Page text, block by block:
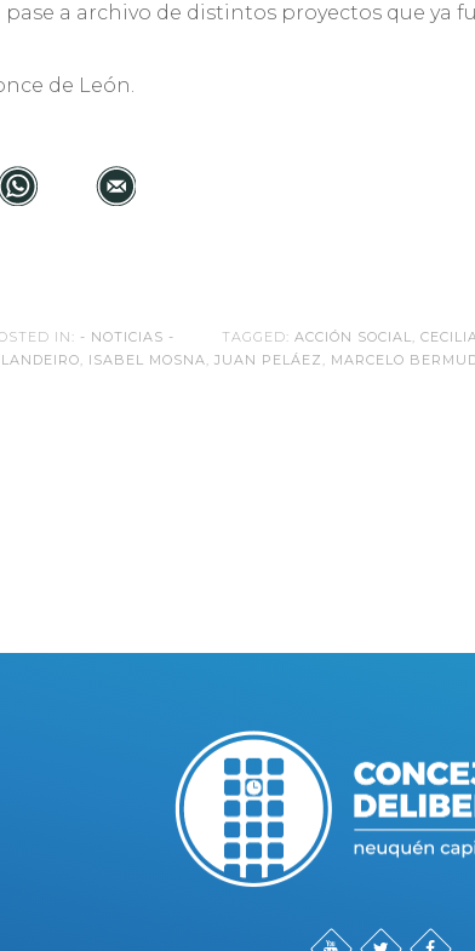
a archivo de distintos proyectos que ya
de León.
IN: - NOTICIAS - TAGGED:ACCIÓN SOCIAL,
, ISABEL MOSNA,JUAN PELÁEZ , MARCELO